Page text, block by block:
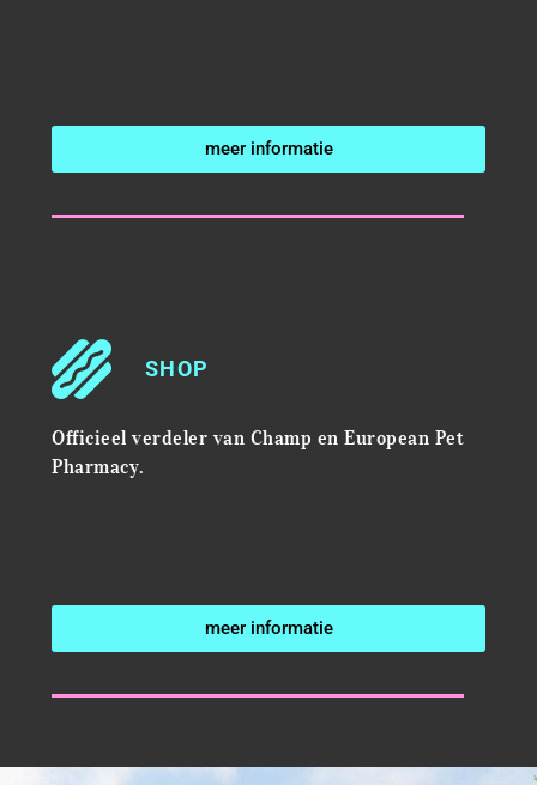
meer informatie
SHOP
Officieel verdeler van Champ en European Pet
Pharmacy.
meer informatie